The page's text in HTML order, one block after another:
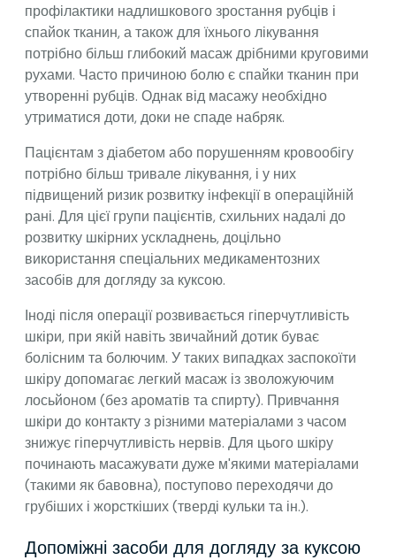
профілактики надлишкового зростання рубців і
спайок тканин, а також для їхнього лікування
потрібно більш глибокий масаж дрібними круговими
рухами. Часто причиною болю є спайки тканин при
утворенні рубців. Однак від масажу необхідно
утриматися доти, доки не спаде набряк.
Пацієнтам з діабетом або порушенням кровообігу
потрібно більш тривале лікування, і у них
підвищений ризик розвитку інфекції в операційній
рані. Для цієї групи пацієнтів, схильних надалі до
розвитку шкірних ускладнень, доцільно
використання спеціальних медикаментозних
засобів для догляду за куксою.
Іноді після операції розвивається гіперчутливість
шкіри, при якій навіть звичайний дотик буває
болісним та болючим. У таких випадках заспокоїти
шкіру допомагає легкий масаж із зволожуючим
лосьйоном (без ароматів та спирту). Привчання
шкіри до контакту з різними матеріалами з часом
знижує гіперчутливість нервів. Для цього шкіру
починають масажувати дуже м'якими матеріалами
(такими як бавовна), поступово переходячи до
грубіших і жорсткіших (тверді кульки та ін.).
Допоміжні засоби для догляду за куксою